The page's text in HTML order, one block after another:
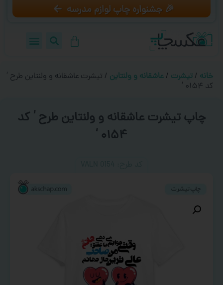
🎉 جشنواره چاپ لوازم مدرسه
خانه / تیشرت / عاشقانه و ولنتاین / تیشرت عاشقانه و ولنتاین طرح ‘
کد ۰۱۵۴ ‘
چاپ تیشرت عاشقانه و ولنتاین طرح ‘ کد
۰۱۵۴ ‘